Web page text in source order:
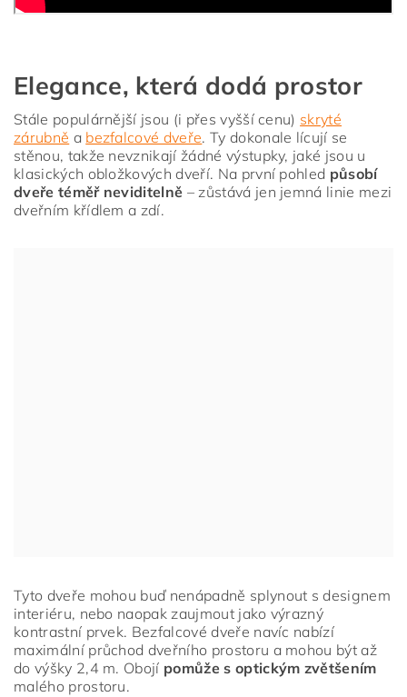
Elegance, která dodá prostor
Stále populárnější jsou (i přes vyšší cenu) skryté
zárubně a bezfalcové dveře. Ty dokonale lícují se
stěnou, takže nevznikají žádné výstupky, jaké jsou u
klasických obložkových dveří. Na první pohled působí
dveře téměř neviditelně – zůstává jen jemná linie mezi
dveřním křídlem a zdí.
Tyto dveře mohou buď nenápadně splynout s designem
interiéru, nebo naopak zaujmout jako výrazný
kontrastní prvek. Bezfalcové dveře navíc nabízí
maximální průchod dveřního prostoru a mohou být až
do výšky 2,4 m. Obojí pomůže s optickým zvětšením
malého prostoru.